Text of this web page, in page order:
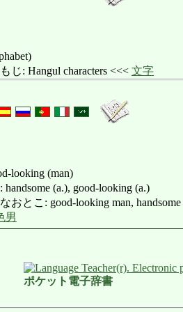
じ: Hangul characters <<< 文字
looking (man)
(a.), good-looking (a.)
とこ: good-looking man, handsome
男
ポケット電子辞書